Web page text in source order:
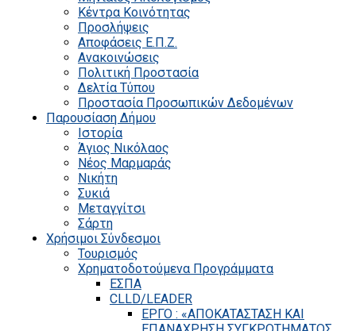
Κέντρα Κοινότητας
Προσλήψεις
Αποφάσεις Ε.Π.Ζ.
Ανακοινώσεις
Πολιτική Προστασία
Δελτία Τύπου
Προστασία Προσωπικών Δεδομένων
Παρουσίαση Δήμου
Ιστορία
Άγιος Νικόλαος
Νέος Μαρμαράς
Νικήτη
Συκιά
Μεταγγίτσι
Σάρτη
Χρήσιμοι Σύνδεσμοι
Τουρισμός
Χρηματοδοτούμενα Προγράμματα
ΕΣΠΑ
CLLD/LEADER
ΕΡΓΟ : «ΑΠΟΚΑΤΑΣΤΑΣΗ ΚΑΙ